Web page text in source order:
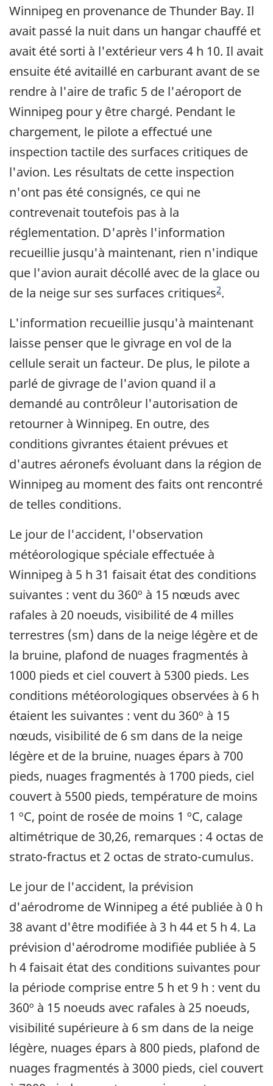
Winnipeg en provenance de Thunder Bay. Il
avait passé la nuit dans un hangar chauffé et
avait été sorti à l'extérieur vers 4 h 10. Il avait
ensuite été avitaillé en carburant avant de se
rendre à l'aire de trafic 5 de l'aéroport de
Winnipeg pour y être chargé. Pendant le
chargement, le pilote a effectué une
inspection tactile des surfaces critiques de
l'avion. Les résultats de cette inspection
n'ont pas été consignés, ce qui ne
contrevenait toutefois pas à la
réglementation. D'après l'information
recueillie jusqu'à maintenant, rien n'indique
que l'avion aurait décollé avec de la glace ou
de la neige sur ses surfaces critiques2.
L'information recueillie jusqu'à maintenant
laisse penser que le givrage en vol de la
cellule serait un facteur. De plus, le pilote a
parlé de givrage de l'avion quand il a
demandé au contrôleur l'autorisation de
retourner à Winnipeg. En outre, des
conditions givrantes étaient prévues et
d'autres aéronefs évoluant dans la région de
Winnipeg au moment des faits ont rencontré
de telles conditions.
Le jour de l'accident, l'observation
météorologique spéciale effectuée à
Winnipeg à 5 h 31 faisait état des conditions
suivantes : vent du 360º à 15 nœuds avec
rafales à 20 noeuds, visibilité de 4 milles
terrestres (sm) dans de la neige légère et de
la bruine, plafond de nuages fragmentés à
1000 pieds et ciel couvert à 5300 pieds. Les
conditions météorologiques observées à 6 h
étaient les suivantes : vent du 360º à 15
nœuds, visibilité de 6 sm dans de la neige
légère et de la bruine, nuages épars à 700
pieds, nuages fragmentés à 1700 pieds, ciel
couvert à 5500 pieds, température de moins
1 ºC, point de rosée de moins 1 ºC, calage
altimétrique de 30,26, remarques : 4 octas de
strato-fractus et 2 octas de strato-cumulus.
Le jour de l'accident, la prévision
d'aérodrome de Winnipeg a été publiée à 0 h
38 avant d'être modifiée à 3 h 44 et 5 h 4. La
prévision d'aérodrome modifiée publiée à 5
h 4 faisait état des conditions suivantes pour
la période comprise entre 5 h et 9 h : vent du
360º à 15 noeuds avec rafales à 25 noeuds,
visibilité supérieure à 6 sm dans de la neige
légère, nuages épars à 800 pieds, plafond de
nuages fragmentés à 3000 pieds, ciel couvert